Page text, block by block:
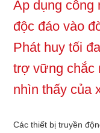
Áp dụng công
độc đáo vào
Phát huy tối
trợ vững chắc
nhìn thấy của
Các thiết bị truyền